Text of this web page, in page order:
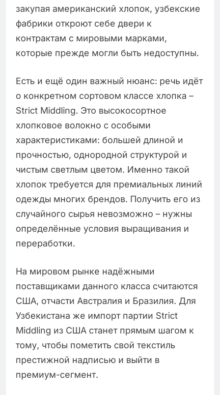
закупая американский хлопок, узбекские
фабрики откроют себе двери к
контрактам с мировыми марками,
которые прежде могли быть недоступны.
Есть и ещё один важный нюанс: речь идёт
о конкретном сортовом классе хлопка –
Strict Middling. Это высокосортное
хлопковое волокно с особыми
характеристиками: большей длиной и
прочностью, однородной структурой и
чистым светлым цветом. Именно такой
хлопок требуется для премиальных линий
одежды многих брендов. Получить его из
случайного сырья невозможно – нужны
определённые условия выращивания и
переработки.
На мировом рынке надёжными
поставщиками данного класса считаются
США, отчасти Австралия и Бразилия. Для
Узбекистана же импорт партии Strict
Middling из США станет прямым шагом к
тому, чтобы пометить свой текстиль
престижной надписью и выйти в
премиум-сегмент.